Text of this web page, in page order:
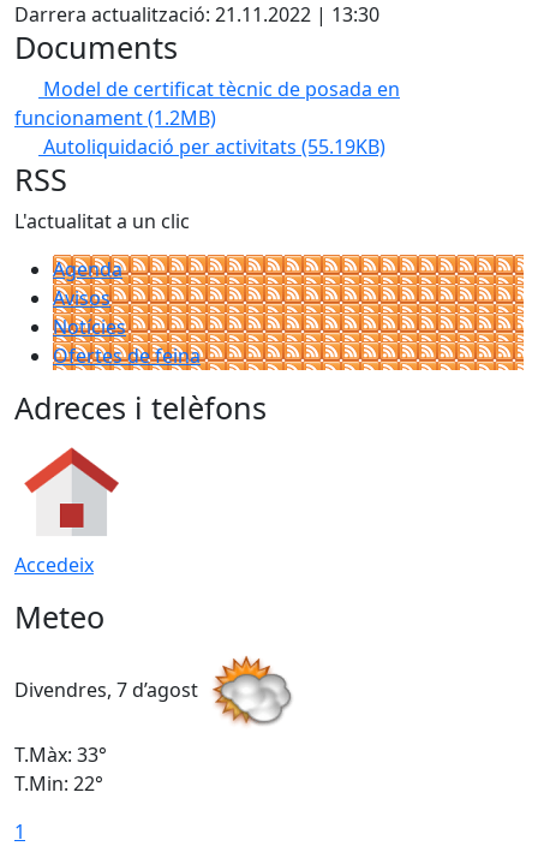
Darrera actualització: 21.11.2022 | 13:30
Documents
Model de certificat tècnic de posada en
funcionament(1.2MB)
Autoliquidació per activitats (55.19KB)
RSS
L'actualitat a un clic
Agenda
Avisos
Notícies
Ofertes de feina
Adreces i telèfons
Accedeix
Meteo
Divendres, 7 d’agost
T.Màx: 33°
T.Min: 22°
1